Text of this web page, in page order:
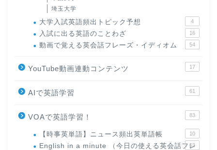
埼玉大学
大学入試英語頻出トピック予想 4
入試に出る英語のことわざ 16
動画で覚える英会話フレーズ・イディオム 54
YouTube動画連動コンテンツ 17
AIで英語学習 61
VOAで英語学習！ 83
【時事英単語】ニュース頻出英単語帳 10
English in a minute （今日の使える英会話フレ
63